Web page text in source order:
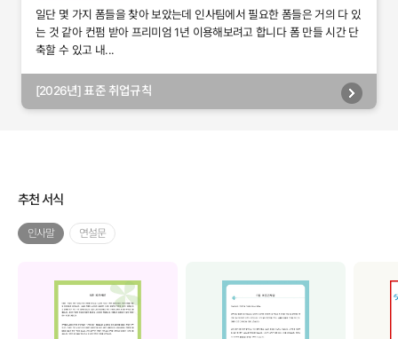
일단 몇 가지 폼들을 찾아 보았는데 인사팀에서 필요한 폼들은 거의 다 있
는 것 같아 컨펌 받아 프리미엄 1년 이용해보려고 합니다 폼 만들 시간 단
축할 수 있고 내...
[2026년] 표준 취업규칙
추천 서식
인사말 연설문